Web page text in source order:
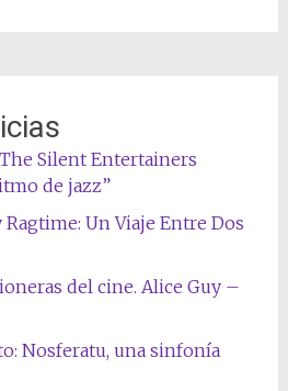
Silent Entertainers
de jazz”
Ragtime: Un Viaje Entre Dos
del cine. Alice Guy –
Nosferatu, una sinfonía